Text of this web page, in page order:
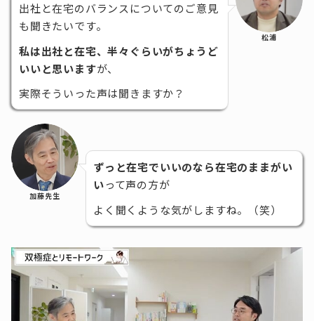
出社と在宅のバランスについてのご意見
も聞きたいです。
私は出社と在宅、半々ぐらいがちょうど
いいと思いますが、
実際そういった声は聞きますか？
松浦
加藤先生
ずっと在宅でいいのなら在宅のままがい
いって声の方が
よく聞くような気がしますね。（笑）